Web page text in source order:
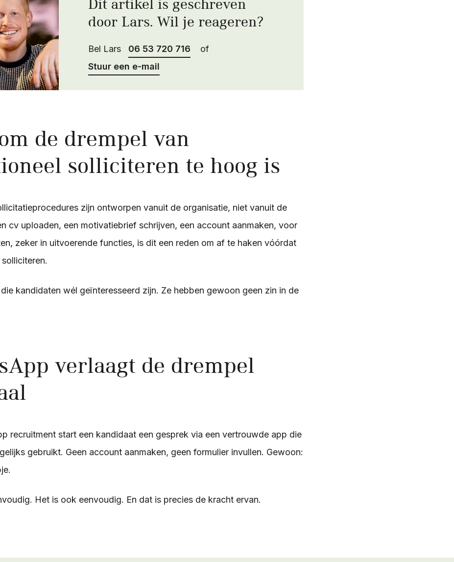
Dit artikel is geschreven
door Lars. Wil je reageren?
Bel Lars 06 53 720 716
of
Stuur een e-mail
de drempel van
solliciteren te hoog is
zijn ontworpen vanuit de organisatie, niet vanuit de
cv uploaden, een motivatiebrief schrijven, een account aanmaken, voor
zeker in uitvoerende functies, is dit een reden om af te haken vóórdat
kandidaten wél geïnteresseerd zijn. Ze hebben gewoon geen zin in de
verlaagt de drempel
recruitment start een kandidaat een gesprek via een vertrouwde app die
gebruikt. Geen account aanmaken, geen formulier invullen. Gewoon:
Het is ook eenvoudig. En dat is precies de kracht ervan.